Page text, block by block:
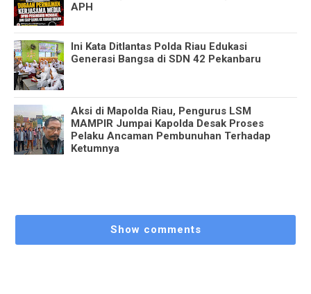
APH
Ini Kata Ditlantas Polda Riau Edukasi
Generasi Bangsa di SDN 42 Pekanbaru
Aksi di Mapolda Riau, Pengurus LSM
MAMPIR Jumpai Kapolda Desak Proses
Pelaku Ancaman Pembunuhan Terhadap
Ketumnya
Show comments